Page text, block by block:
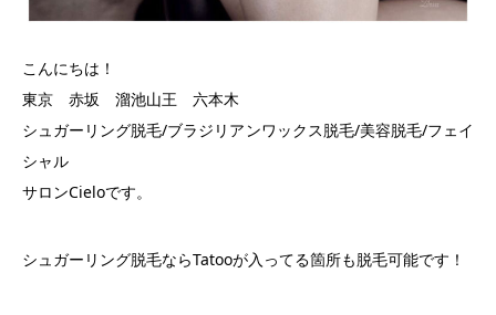
こんにちは！
東京 赤坂 溜池山王 六本木
シュガーリング脱毛/ブラジリアンワックス脱毛/美容脱毛/フェイ
シャル
サロンCieloです。
シュガーリング脱毛ならTatooが入ってる箇所も脱毛可能です！